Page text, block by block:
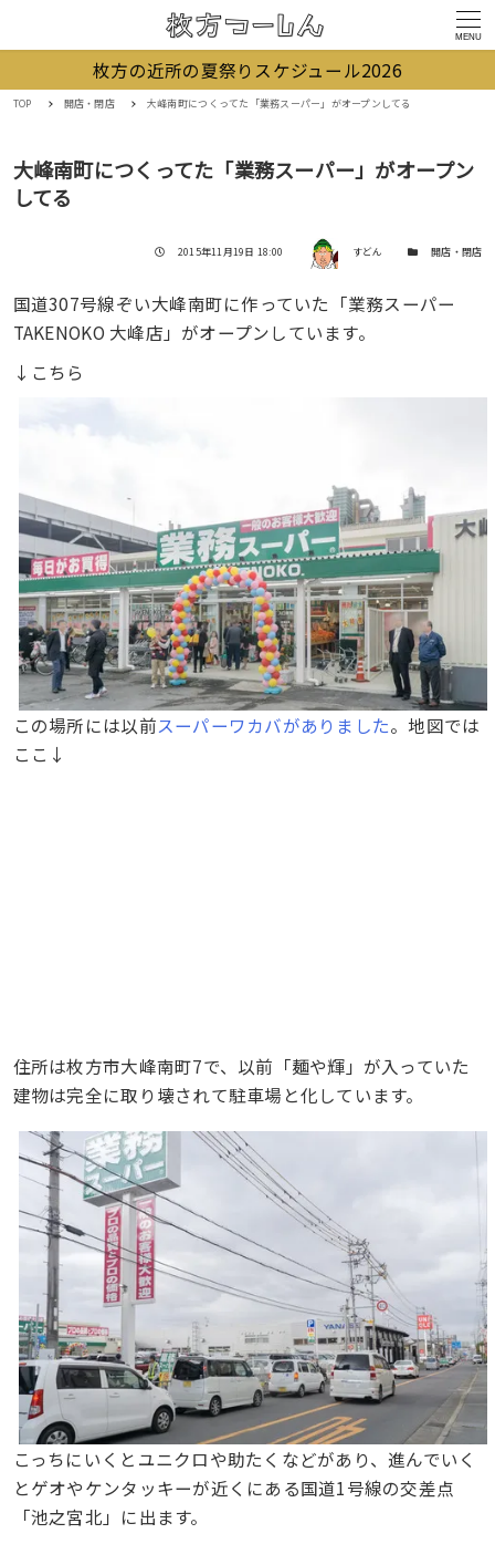
MENU
枚方の近所の夏祭りスケジュール2026
TOP 開店・閉店 大峰南町につくってた「業務スーパー」がオープンしてる
大峰南町につくってた「業務スーパー」がオープン
してる
投稿日
2015年11月19日 18:00 著者 すどん カテゴリー開店・閉店
国道307号線ぞい大峰南町に作っていた「業務スーパー
TAKENOKO 大峰店」がオープンしています。
↓こちら
この場所には以前スーパーワカバがありました。地図では
ここ↓
住所は枚方市大峰南町7で、以前「麺や輝」が入っていた
建物は完全に取り壊されて駐車場と化しています。
こっちにいくとユニクロや助たくなどがあり、進んでいく
とゲオやケンタッキーが近くにある国道1号線の交差点
「池之宮北」に出ます。